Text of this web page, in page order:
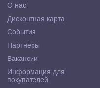
О нас
Дисконтная карта
События
Партнёры
Вакансии
Информация для
покупателей